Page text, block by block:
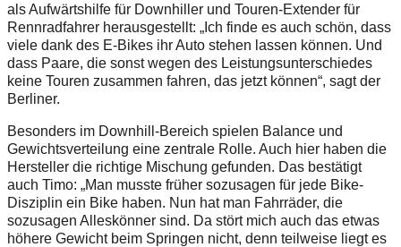
als Aufwärtshilfe für Downhiller und Touren-Extender für
Rennradfahrer herausgestellt: „Ich finde es auch schön, dass
viele dank des E-Bikes ihr Auto stehen lassen können. Und
dass Paare, die sonst wegen des Leistungsunterschiedes
keine Touren zusammen fahren, das jetzt können“, sagt der
Berliner.
Besonders im Downhill-Bereich spielen Balance und
Gewichtsverteilung eine zentrale Rolle. Auch hier haben die
Hersteller die richtige Mischung gefunden. Das bestätigt
auch Timo: „Man musste früher sozusagen für jede Bike-
Disziplin ein Bike haben. Nun hat man Fahrräder, die
sozusagen Alleskönner sind. Da stört mich auch das etwas
höhere Gewicht beim Springen nicht, denn teilweise liegt es